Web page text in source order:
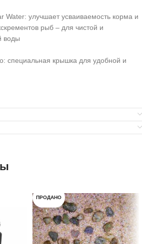
Water: улучшает усваиваемость корма и
рыб – для чистой и
воды
специальная крышка для удобной и
ПРОДАНО